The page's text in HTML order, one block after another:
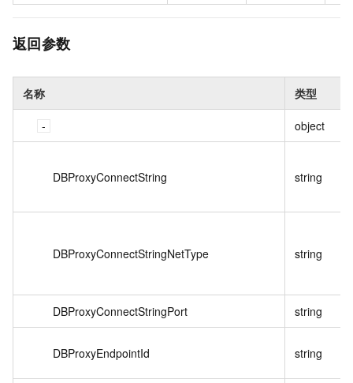
返回参数
名称 类型
object
DBProxyConnectString string
DBProxyConnectStringNetType string
DBProxyConnectStringPort string
DBProxyEndpointId string